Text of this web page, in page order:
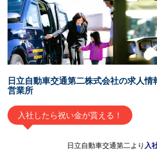
日立自動車交通第二株式会社の求人
営業所
入社したら祝い金が貰える！
日立自動車交通第二より入社祝い金